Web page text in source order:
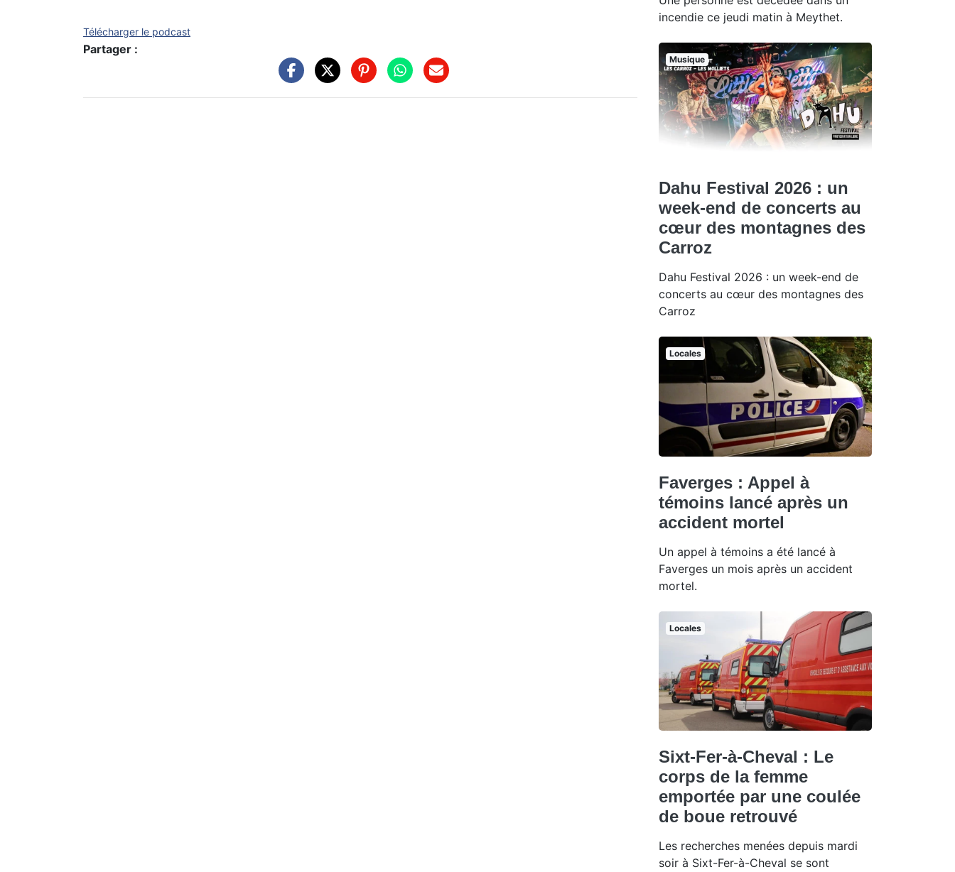
Télécharger le podcast
Partager :
incendie ce jeudi matin à Meythet.
Musique
Dahu Festival 2026 : un
week-end de concerts au
cœur des montagnes des
Carroz
Dahu Festival 2026 : un week-end de
concerts au cœur des montagnes des
Carroz
Locales
Faverges : Appel à
témoins lancé après un
accident mortel
Un appel à témoins a été lancé à
Faverges un mois après un accident
mortel.
Locales
Sixt-Fer-à-Cheval : Le
corps de la femme
emportée par une coulée
de boue retrouvé
Les recherches menées depuis mardi
soir à Sixt-Fer-à-Cheval se sont